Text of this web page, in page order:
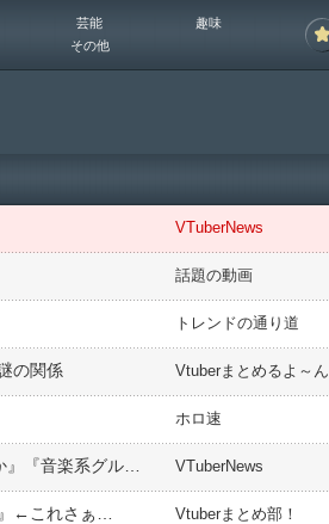
芸能
趣味
その他
VTuberNews
話題の動画
トレンドの通り道
の関係 Vtuberまとめるよ～ん
ホロ速
VTuberNews
←これさぁ… Vtuberまとめ部！